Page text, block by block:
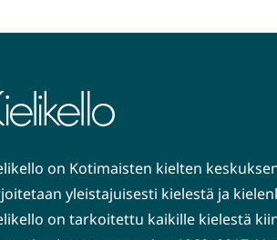
on Kotimaisten kielten
yleistajuisesti kielestä ja
on tarkoitettu kaikille kielestä